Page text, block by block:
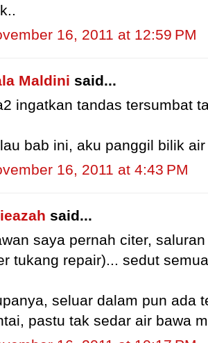
16, 2011 at 12:59 PM
Maldini said...
ingatkan tandas tersumbat
bab ini, aku panggil bilik
16, 2011 at 4:43 PM
said...
saya pernah citer,
tukang repair)... sedut
seluar dalam pun ada
pastu tak sedar air bawa